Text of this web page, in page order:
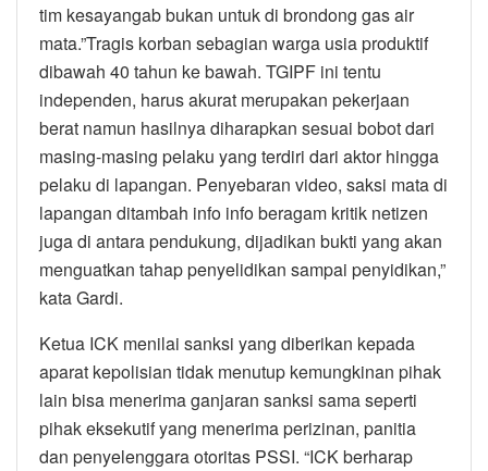
tim kesayangab bukan untuk di brondong gas air
mata.”Tragis korban sebagian warga usia produktif
dibawah 40 tahun ke bawah. TGIPF ini tentu
independen, harus akurat merupakan pekerjaan
berat namun hasilnya diharapkan sesuai bobot dari
masing-masing pelaku yang terdiri dari aktor hingga
pelaku di lapangan. Penyebaran video, saksi mata di
lapangan ditambah info info beragam kritik netizen
juga di antara pendukung, dijadikan bukti yang akan
menguatkan tahap penyelidikan sampai penyidikan,”
kata Gardi.
Ketua ICK menilai sanksi yang diberikan kepada
aparat kepolisian tidak menutup kemungkinan pihak
lain bisa menerima ganjaran sanksi sama seperti
pihak eksekutif yang menerima perizinan, panitia
dan penyelenggara otoritas PSSI. “ICK berharap